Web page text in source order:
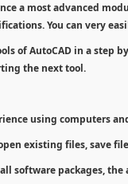
a most advanced
You can very
of AutoCAD in a
the next tool.
using computers
existing files, save
software packages,